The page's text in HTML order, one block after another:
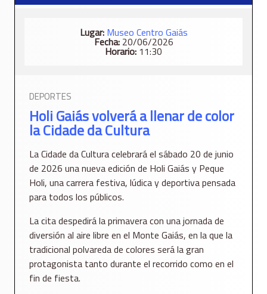
Lugar: Museo Centro Gaiás
Fecha:20/06/2026
Horario: 11:30
DEPORTES
Holi Gaiás volverá a llenar de color
la Cidade da Cultura
La Cidade da Cultura celebrará el sábado 20 de junio
de 2026 una nueva edición de Holi Gaiás y Peque
Holi, una carrera festiva, lúdica y deportiva pensada
para todos los públicos.
La cita despedirá la primavera con una jornada de
diversión al aire libre en el Monte Gaiás, en la que la
tradicional polvareda de colores será la gran
protagonista tanto durante el recorrido como en el
fin de fiesta.